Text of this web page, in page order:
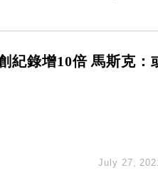
紀錄增10倍 馬斯克：
July 27,